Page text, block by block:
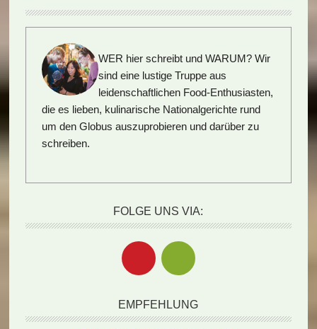
WER hier schreibt und WARUM? Wir
sind eine lustige Truppe aus
leidenschaftlichen Food-Enthusiasten,
die es lieben, kulinarische Nationalgerichte rund
um den Globus auszuprobieren und darüber zu
schreiben.
FOLGE UNS VIA:
EMPFEHLUNG